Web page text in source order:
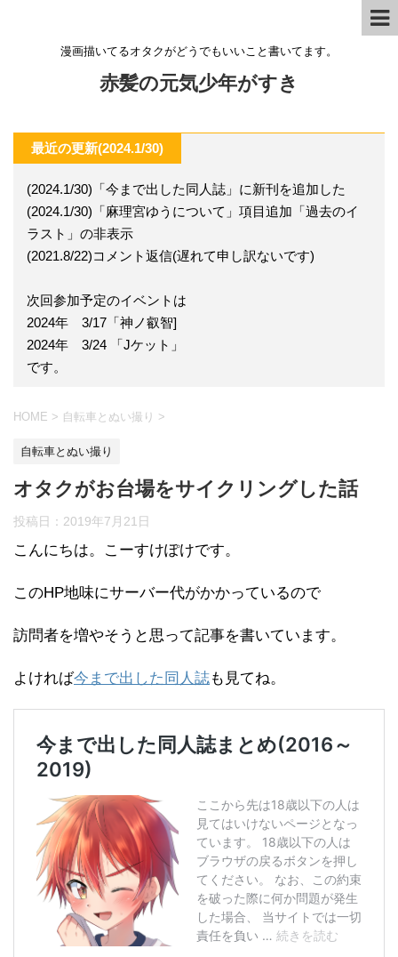
漫画描いてるオタクがどうでもいいこと書いてます。
赤髪の元気少年がすき
最近の更新(2024.1/30)
(2024.1/30)「今まで出した同人誌」に新刊を追加した
(2024.1/30)「麻理宮ゆうについて」項目追加「過去のイ
ラスト」の非表示
(2021.8/22)コメント返信(遅れて申し訳ないです)
次回参加予定のイベントは
2024年 3/17「神ノ叡智]
2024年 3/24 「Jケット」
です。
HOME > 自転車とぬい撮り >
自転車とぬい撮り
オタクがお台場をサイクリングした話
投稿日： 2019年7月21日
こんにちは。こーすけぽけです。
このHP地味にサーバー代がかかっているので
訪問者を増やそうと思って記事を書いています。
よければ今まで出した同人誌も見てね。